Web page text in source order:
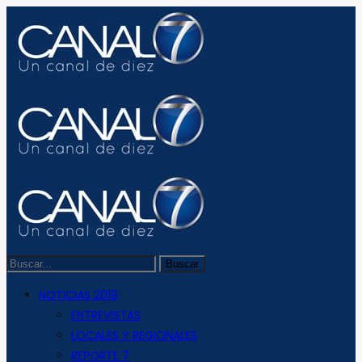
NOTICIAS 2019
ENTREVISTAS
LOCALES Y REGIONALES
REPORTE 7